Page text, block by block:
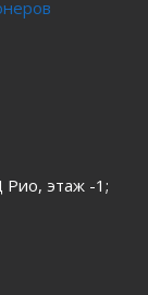
этаж -1;